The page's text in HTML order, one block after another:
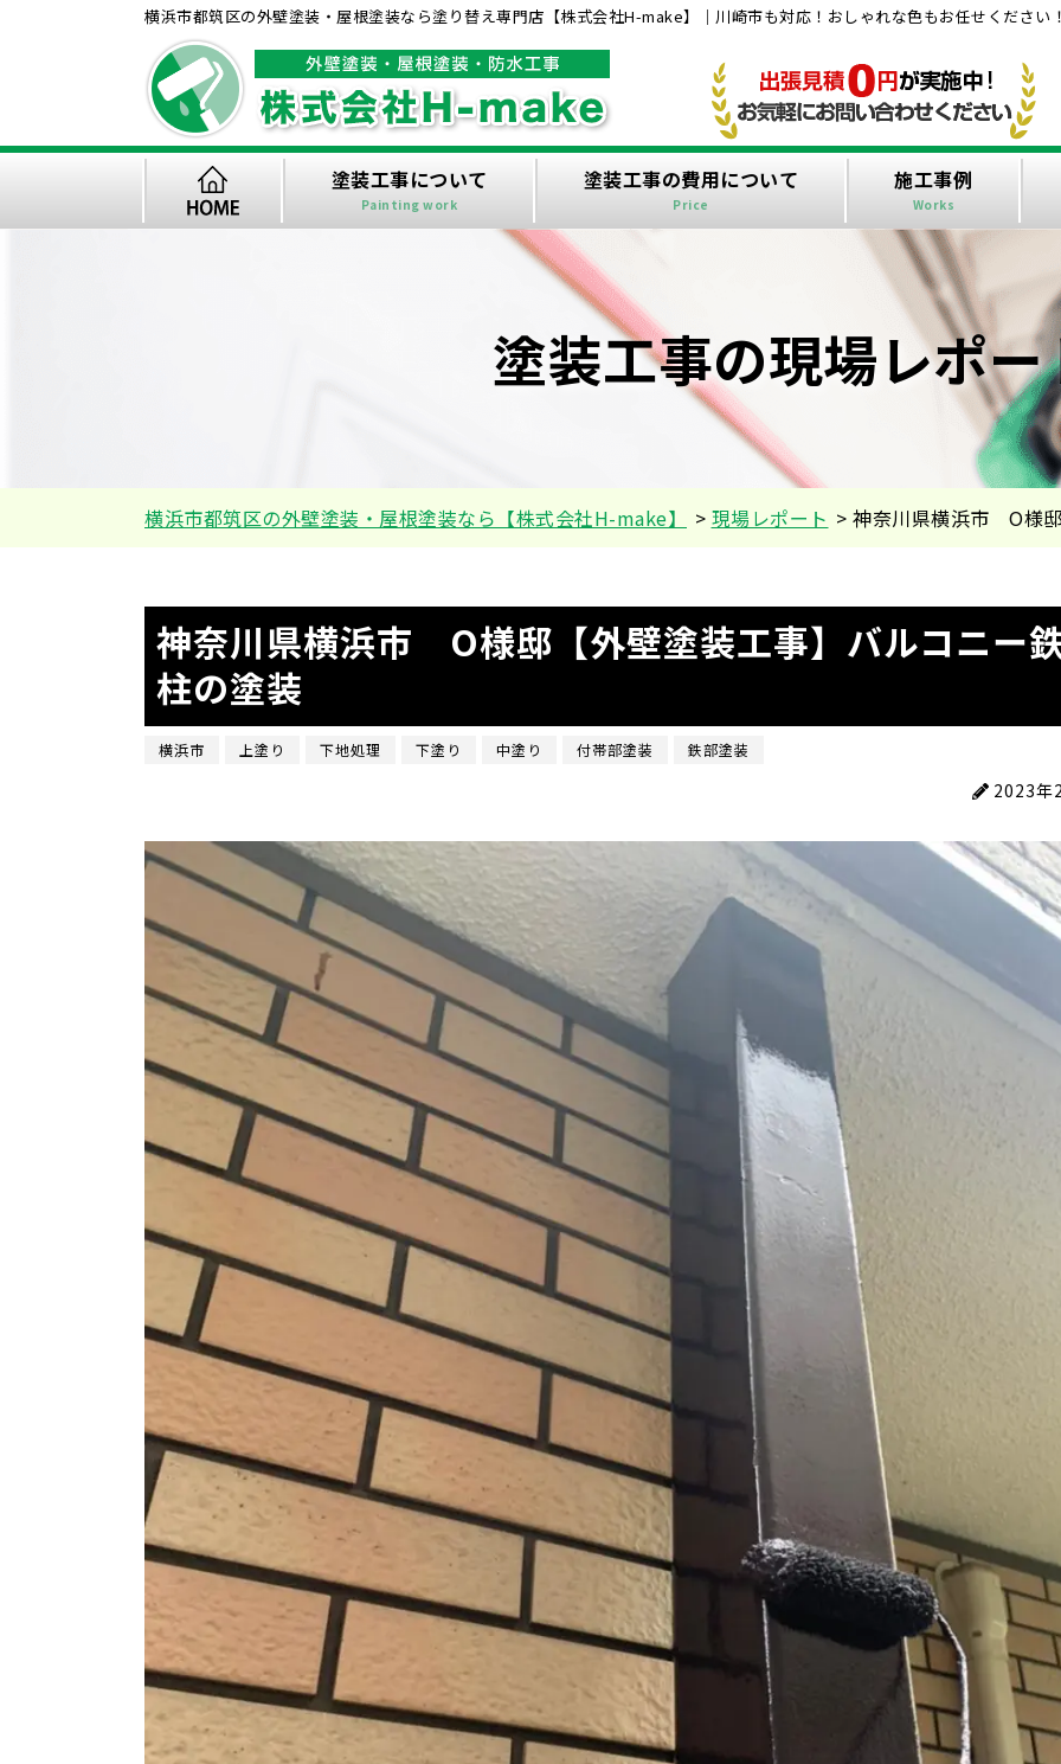
横浜市都筑区の外壁塗装・屋根塗装なら塗り替え専門店【株式会社H-make】｜川崎市も対応！おしゃれな色もお任せください
塗装工事について
Painting work
塗装工事の費用について
Price
施工事例
Works
塗装工事の現場レポー
横浜市都筑区の外壁塗装・屋根塗装なら【株式会社H-make】 > 現場レポート > 神奈川県横浜市 O様
神奈川県横浜市 O様邸【外壁塗装工事】バルコニー
柱の塗装
横浜市 上塗り 下地処理 下塗り 中塗り 付帯部塗装 鉄部塗装
2023年